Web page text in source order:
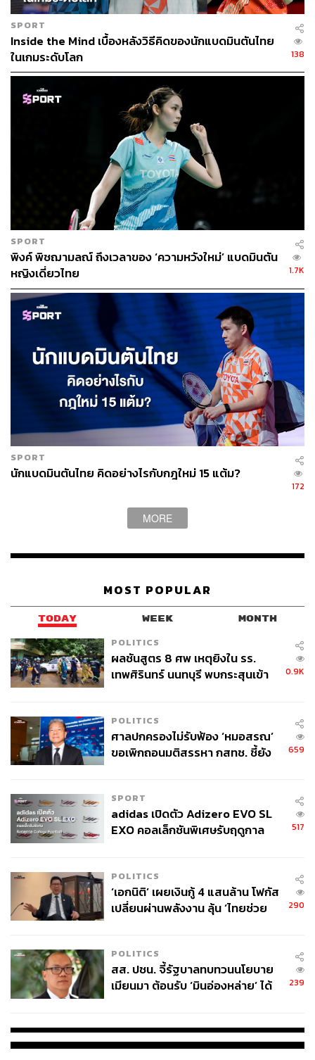
SPORT
Inside the Mind เบื้องหลังวิธีคิดของนักแบดมินตันไทย
ในเกมระดับโลก
138
SPORT
พิงค์ พิชฌามลณ์ ถึงเวลาของ ‘ความหวังใหม่’ แบดมินตัน
หญิงเดี่ยวไทย
1.7K
SPORT
นักแบดมินตันไทย คิดอย่างไรกับกฎใหม่ 15 แต้ม?
172
MORE
MOST POPULAR
TODAY WEEK MONTH
POLITICS
ผลชันสูตร 8 ศพ เหตุยิงใน รร.
เทพศิรินทร์ นนทบุรี พบกระสุนเข้า
0.9K
POLITICS
ศาลปกครองไม่รับฟ้อง ‘หมอสรณ’
ขอเพิกถอนมติสรรหา กสทช. ชี้ยัง
659
SPORT
adidas เปิดตัว Adizero EVO SL
EXO คอลเล็กชันพิเศษรับฤดูกาล
517
POLITICS
‘เอกนิติ’ เผยเงินกู้ 4 แสนล้าน โฟกัส
เปลี่ยนผ่านพลังงาน ลุ้น ‘ไทยช่วย
290
POLITICS
สส. ปชน. จี้รัฐบาลทบทวนนโยบาย
เมียนมา ต้อนรับ ‘มินอ่องหล่าย’ ได้
239